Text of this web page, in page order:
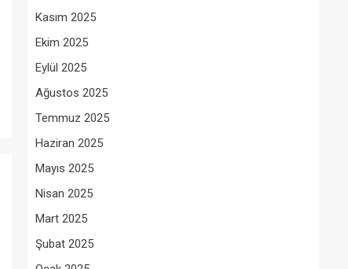
Kasım 2025
Ekim 2025
Eylül 2025
Ağustos 2025
Temmuz 2025
Haziran 2025
Mayıs 2025
Nisan 2025
Mart 2025
Şubat 2025